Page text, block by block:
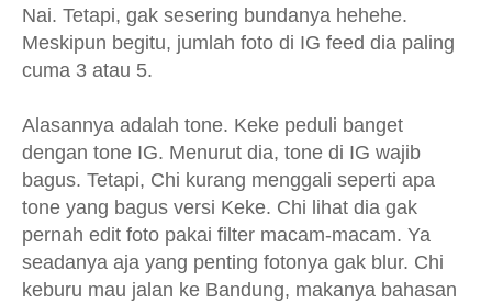
Nai. Tetapi, gak sesering bundanya hehehe.
Meskipun begitu, jumlah foto di IG feed dia paling
cuma 3 atau 5.
Alasannya adalah tone. Keke peduli banget
dengan tone IG. Menurut dia, tone di IG wajib
bagus. Tetapi, Chi kurang menggali seperti apa
tone yang bagus versi Keke. Chi lihat dia gak
pernah edit foto pakai filter macam-macam. Ya
seadanya aja yang penting fotonya gak blur. Chi
keburu mau jalan ke Bandung, makanya bahasan